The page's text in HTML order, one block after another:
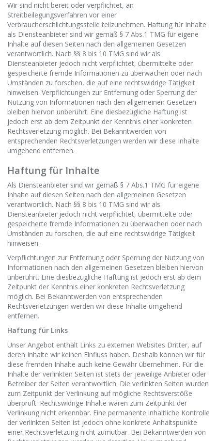
Wir sind nicht bereit oder verpflichtet, an
Streitbeilegungsverfahren vor einer
Verbraucherschlichtungsstelle teilzunehmen. Haftung für Inhalte
als Diensteanbieter sind wir gemäß § 7 Abs.1 TMG für eigene
Inhalte auf diesen Seiten nach den allgemeinen Gesetzen
verantwortlich. Nach §§ 8 bis 10 TMG sind wir als
Diensteanbieter jedoch nicht verpflichtet, übermittelte oder
gespeicherte fremde Informationen zu überwachen oder nach
Umständen zu forschen, die auf eine rechtswidrige Tätigkeit
hinweisen. Verpflichtungen zur Entfernung oder Sperrung der
Nutzung von Informationen nach den allgemeinen Gesetzen
bleiben hiervon unberührt. Eine diesbezügliche Haftung ist
jedoch erst ab dem Zeitpunkt der Kenntnis einer konkreten
Rechtsverletzung möglich. Bei Bekanntwerden von
entsprechenden Rechtsverletzungen werden wir diese Inhalte
umgehend entfernen.
Haftung für Inhalte
Als Diensteanbieter sind wir gemäß § 7 Abs.1 TMG für eigene
Inhalte auf diesen Seiten nach den allgemeinen Gesetzen
verantwortlich. Nach §§ 8 bis 10 TMG sind wir als
Diensteanbieter jedoch nicht verpflichtet, übermittelte oder
gespeicherte fremde Informationen zu überwachen oder nach
Umständen zu forschen, die auf eine rechtswidrige Tätigkeit
hinweisen.
Verpflichtungen zur Entfernung oder Sperrung der Nutzung von
Informationen nach den allgemeinen Gesetzen bleiben hiervon
unberührt. Eine diesbezügliche Haftung ist jedoch erst ab dem
Zeitpunkt der Kenntnis einer konkreten Rechtsverletzung
möglich. Bei Bekanntwerden von entsprechenden
Rechtsverletzungen werden wir diese Inhalte umgehend
entfernen.
Haftung für Links
Unser Angebot enthält Links zu externen Websites Dritter, auf
deren Inhalte wir keinen Einfluss haben. Deshalb können wir für
diese fremden Inhalte auch keine Gewähr übernehmen. Für die
Inhalte der verlinkten Seiten ist stets der jeweilige Anbieter oder
Betreiber der Seiten verantwortlich. Die verlinkten Seiten wurden
zum Zeitpunkt der Verlinkung auf mögliche Rechtsverstöße
überprüft. Rechtswidrige Inhalte waren zum Zeitpunkt der
Verlinkung nicht erkennbar. Eine permanente inhaltliche Kontrolle
der verlinkten Seiten ist jedoch ohne konkrete Anhaltspunkte
einer Rechtsverletzung nicht zumutbar. Bei Bekanntwerden von